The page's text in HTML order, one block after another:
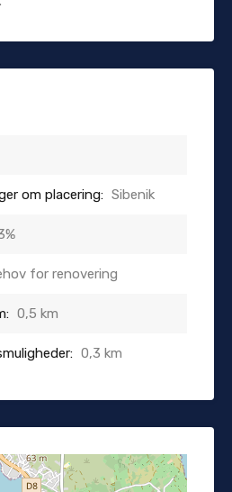
om placering: Sibenik
for renovering
0,5 km
0,3 km